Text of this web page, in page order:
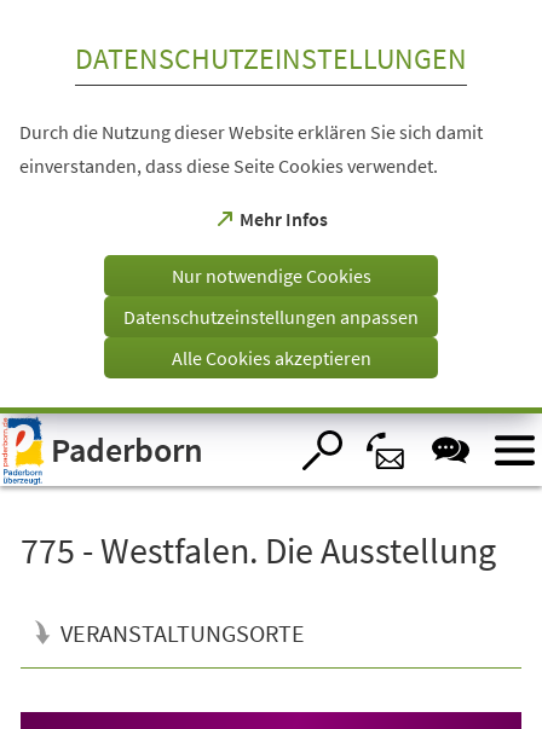
Visuelle
Assistenzsoftware
öffnen.
DATENSCHUTZEINSTELLUNGEN
Durch die Nutzung dieser Website erklären Sie sich damit
einverstanden, dass diese Seite Cookies verwendet.
Mehr Infos
(Öffnet
einem
Tab)
Nur notwendige Cookies
Datenschutzeinstellungen anpassen
Alle Cookies akzeptieren
Paderborn
775 - Westfalen. Die Ausstellung
VERANSTALTUNGSORTE